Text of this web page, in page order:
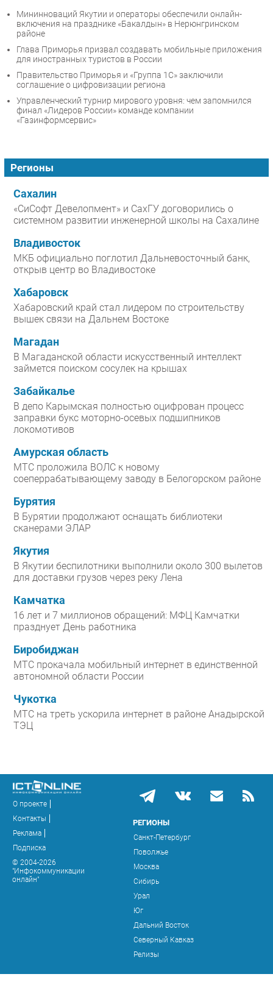
Мининноваций Якутии и операторы обеспечили онлайн-
включения на празднике «Бакалдын» в Нерюнгринском
районе
Глава Приморья призвал создавать мобильные приложения
для иностранных туристов в России
Правительство Приморья и «Группа 1С» заключили
соглашение о цифровизации региона
Управленческий турнир мирового уровня: чем запомнился
финал «Лидеров России» команде компании
«Газинформсервис»
Регионы
Сахалин
«СиСофт Девелопмент» и СахГУ договорились о
системном развитии инженерной школы на Сахалине
Владивосток
МКБ официально поглотил Дальневосточный банк,
открыв центр во Владивостоке
Хабаровск
Хабаровский край стал лидером по строительству
вышек связи на Дальнем Востоке
Магадан
В Магаданской области искусственный интеллект
займется поиском сосулек на крышах
Забайкалье
В депо Карымская полностью оцифрован процесс
заправки букс моторно-осевых подшипников
локомотивов
Амурская область
МТС проложила ВОЛС к новому
соеперрабатывающему заводу в Белогорском районе
Бурятия
В Бурятии продолжают оснащать библиотеки
сканерами ЭЛАР
Якутия
В Якутии беспилотники выполнили около 300 вылетов
для доставки грузов через реку Лена
Камчатка
16 лет и 7 миллионов обращений: МФЦ Камчатки
празднует День работника
Биробиджан
МТС прокачала мобильный интернет в единственной
автономной области России
Чукотка
МТС на треть ускорила интернет в районе Анадырской
ТЭЦ
О проекте
Контакты
Реклама
Подписка
© 2004-2026
"Инфокоммуникации
онлайн"
РЕГИОНЫ
Санкт-Петербург
Поволжье
Москва
Сибирь
Урал
Юг
Дальний Восток
Северный Кавказ
Релизы